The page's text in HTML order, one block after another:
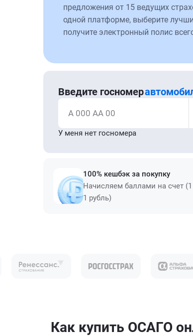
предложения от 15 ведущих
одной платформе, выберите
получите электронный полис
Введите госномер
А 000 АА 00
У меня нет госномера
100% кешбэк за покупку
Начисляем баллами на счет
1 рубль)
Как купить ОСАГО